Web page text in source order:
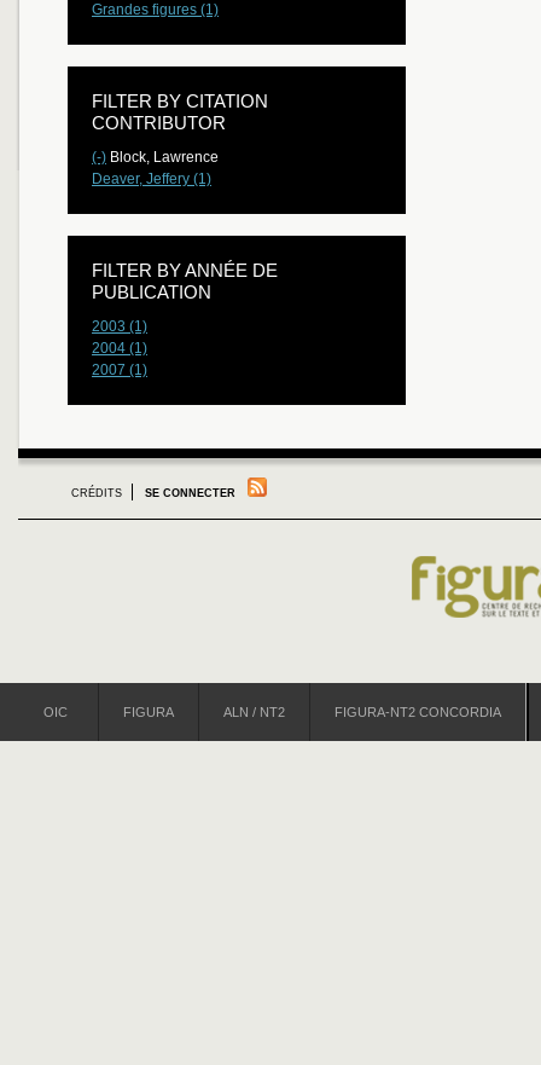
Grandes figures (1)
FILTER BY CITATION
CONTRIBUTOR
(-) Block, Lawrence
Deaver, Jeffery (1)
FILTER BY ANNÉE DE
PUBLICATION
2003 (1)
2004 (1)
2007 (1)
CRÉDITS SE CONNECTER
OIC FIGURA ALN / NT2 FIGURA-NT2 CONCORDIA